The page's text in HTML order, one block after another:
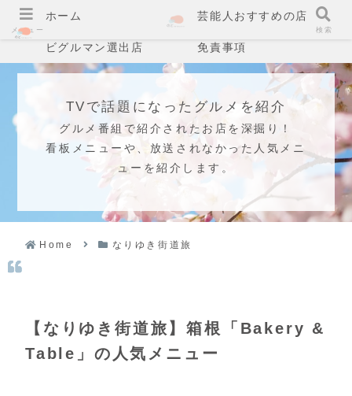
ホーム 芸能人おすすめの店
ビグルマン選出店 免責事項
TVで話題になったグルメを紹介
グルメ番組で紹介されたお店を深掘り！
看板メニューや、放送されなかった人気メニ
ューを紹介します。
Home なりゆき街道旅
【なりゆき街道旅】箱根「Bakery &
Table」の人気メニュー
メニュー 検索